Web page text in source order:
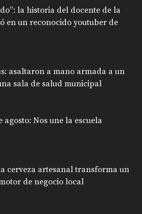
la historia del docente de la
en un reconocido youtuber de
asaltaron a mano armada a un
sala de salud municipal
agosto: Nos une la escuela
cerveza artesanal transforma un
de negocio local